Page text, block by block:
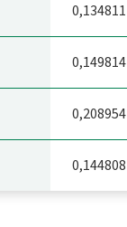
0,134811
0,149814
0,208954
0,144808